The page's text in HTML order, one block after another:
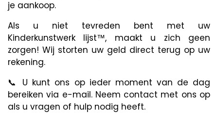
je aankoop.
Als u niet tevreden bent met uw
Kinderkunstwerk lijst™, maakt u zich geen
zorgen! Wij storten uw geld direct terug op uw
rekening.
📞 U kunt ons op ieder moment van de dag
bereiken via e-mail. Neem contact met ons op
als u vragen of hulp nodig heeft.